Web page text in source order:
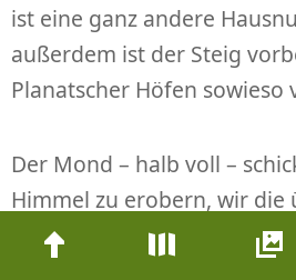
ist eine ganz andere
außerdem ist der Steig
Planatscher Höfen sowieso
Der Mond – halb voll –
Himmel zu erobern, wir die
abenteuerliche